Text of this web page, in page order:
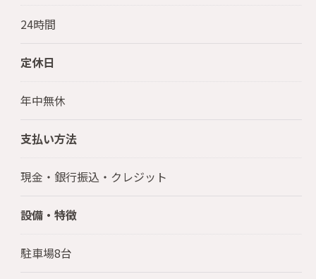
24時間
定休日
年中無休
支払い方法
現金・銀行振込・クレジット
設備・特徴
駐車場8台